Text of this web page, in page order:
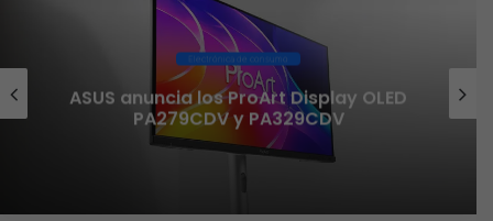
Electrónica de consumo
ASUS anuncia los ProArt Display OLED
PA279CDV y PA329CDV